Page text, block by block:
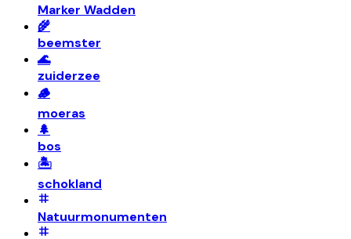
Marker Wadden
🌾
beemster
🌊
zuiderzee
🪵
moeras
🌲
bos
🏝️
schokland
Natuurmonumenten